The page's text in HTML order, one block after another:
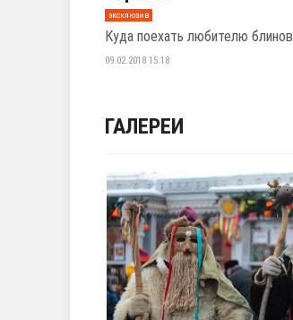
эксклюзив
Куда поехать любителю блинов
09.02.2018 15:18
ГАЛЕРЕИ